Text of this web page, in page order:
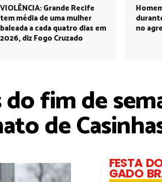
VIOLÊNCIA: Grande Recife
tem média de uma mulher
baleada a cada quatro dias em
2026, diz Fogo Cruzado
no
fim de
de
FESTA
GADO